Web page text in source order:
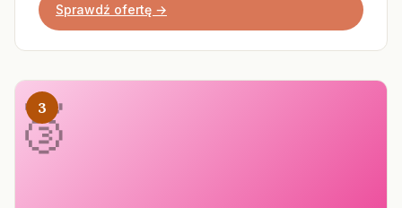
Sprawdź ofertę →
3